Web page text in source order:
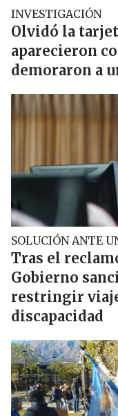
INVESTIGACIÓN
Olvidó la
aparecieron
demoraron a
SOLUCIÓN ANTE
Tras el
Gobierno
restringir
discapacidad